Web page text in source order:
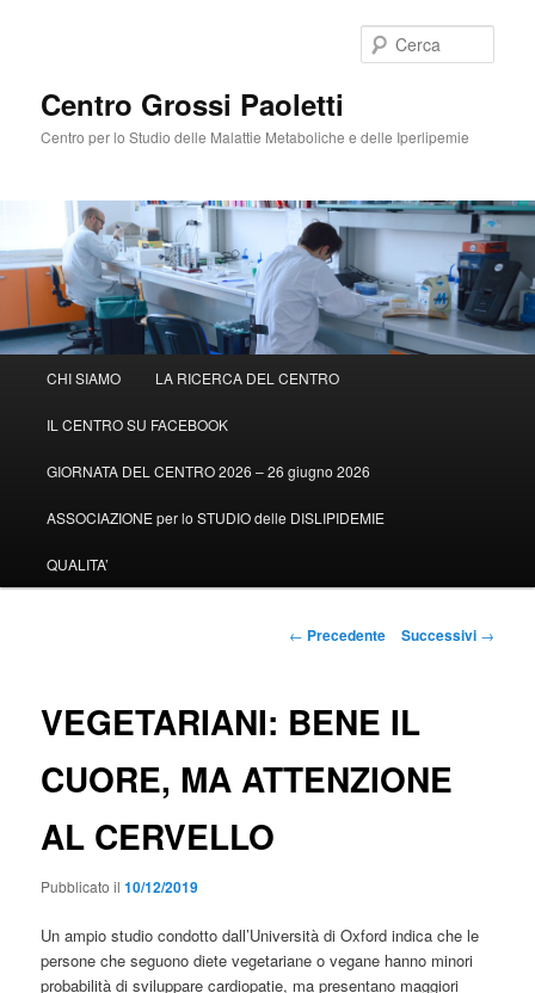
Centro Grossi Paoletti
Centro per lo Studio delle Malattie Metaboliche e delle Iperlipemie
principale
Vai
al
contenuto
CHI SIAMO LA RICERCA DEL CENTRO
IL CENTRO SU FACEBOOK
GIORNATA DEL CENTRO 2026 – 26 giugno 2026
ASSOCIAZIONE per lo STUDIO delle DISLIPIDEMIE
QUALITA’
Navigazione
← Precedente Successivi →
VEGETARIANI: BENE IL
CUORE, MA ATTENZIONE
AL CERVELLO
Pubblicato il10/12/2019
Un ampio studio condotto dall’Università di Oxford indica che le
persone che seguono diete vegetariane o vegane hanno minori
probabilità di sviluppare cardiopatie, ma presentano maggiori